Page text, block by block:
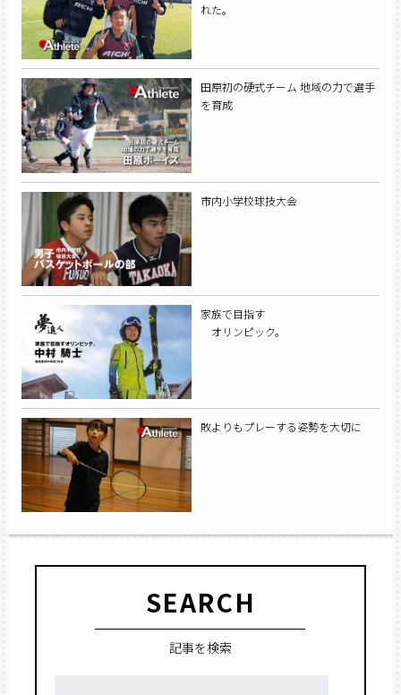
れた。
田原初の硬式チーム 地域の力で選手
を育成
市内小学校球技大会
家族で目指す
オリンピック。
敗よりもプレーする姿勢を大切に
SEARCH
記事を検索